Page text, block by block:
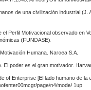
de una civilización industrial
Perfil Motivacional observado en
(FUNDASE).
Humana. Narcea S.A.
El poder es el gran motivador.
of Enterprise [El lado humano de la
page/n4/mode/ 1up